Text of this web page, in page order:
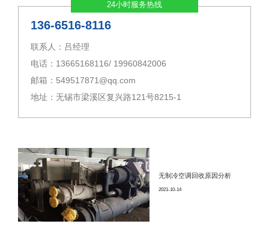
136-6516-8116
联系人：吕经理
电话：13665168116/ 19960842006
邮箱：549517871@qq.com
地址：无锡市梁溪区复兴路121号8215-1
24小时服务热线
无制冷空调回收原因分析
2021-10-14